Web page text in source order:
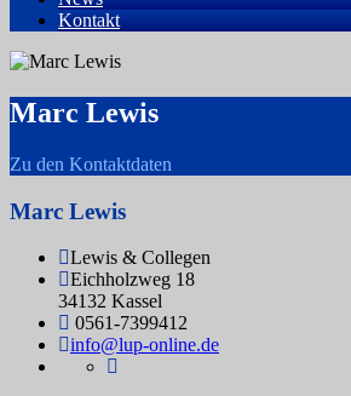
Kontakt
Marc Lewis
Zu den Kontaktdaten
Marc Lewis
Lewis & Collegen
Eichholzweg 18
34132 Kassel
0561-7399412
info@lup-online.de